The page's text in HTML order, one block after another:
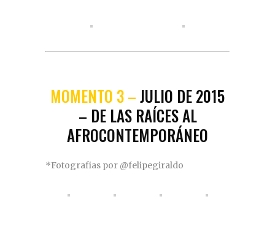
MOMENTO 3 –JULIO DE 2015
– DE LAS RAÍCES AL
AFROCONTEMPORÁNEO
*Fotografias por @felipegiraldo